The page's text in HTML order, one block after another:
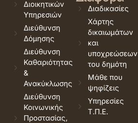
Διοικητικών
Υπηρεσιών
Διεύθυνση
Δόμησης
Διεύθυνση
Καθαριότητας
&
Ανακύκλωσης
Διεύθυνση
Κοινωνικής
Προστασίας,
Διαδικασίες
Χάρτης
δικαιωμάτων
και
υποχρεώσεων
του δημότη
Μάθε που
ψηφίζεις
Υπηρεσίες
Τ.Π.Ε.